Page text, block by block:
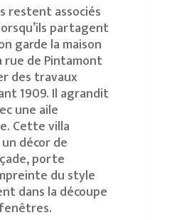
restent associés
partagent
garde la maison
rue de Pintamont
des travaux
1909. Il agrandit
une aile
Cette villa
décor de
porte
du style
dans la découpe